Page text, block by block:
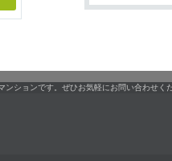
ションです。ぜひお気軽にお問い合わせくだ